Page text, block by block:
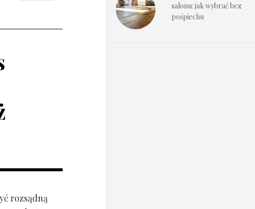
rozsądną
salonu: jak wybrać bez
pośpiechu